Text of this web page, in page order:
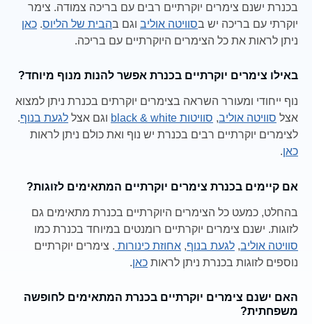
בכנרת ישנם צימרים יוקרתיים רבים עם בריכה צמודה. צימר
יוקרתי עם בריכה יש בסוויטה אוליב וגם בהבית של הליוס. כאן
ניתן לראות את כל הצימרים היוקרתיים עם בריכה.
באילו צימרים יוקרתיים בכנרת אפשר להנות מנוף מיוחד?
נוף ייחודי ומעורר השראה בצימרים יוקרתים בכנרת ניתן למצוא
אצל סוויטה אוליב, סוויטות black & white וגם אצל לגעת בנוף.
לצימרים יוקרתיים רבים בכנרת יש נוף ואת כולם ניתן לראות
כאן.
אם קיימים בכנרת צימרים יוקרתיים המתאימים לזוגות?
בהחלט, כמעט כל הצימרים היוקרתיים בכנרת מתאימים גם
לזוגות. ישנם צימרים יוקרתיים רומנטים במיוחד בכנרת כמו
סוויטה אוליב, לגעת בנוף, אחוזת כינורות . צימרים יוקרתיים
נוספים לזוגות בכנרת ניתן לראות כאן.
האם ישנם צימרים יוקרתיים בכנרת המתאימים לחופשה
משפחתית?